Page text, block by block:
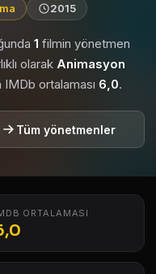
2015
1 filmin yönetmen
olarak Animasyon
ortalaması 6,0.
Tüm yönetmenler
ORTALAMASI